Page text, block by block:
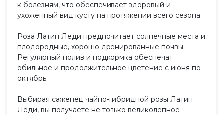
к болезням, что обеспечивает здоровый и
ухоженный вид кусту на протяжении всего сезона.
Роза Латин Леди предпочитает солнечные места и
плодородные, хорошо дренированные почвы.
Регулярный полив и подкормка обеспечат
обильное и продолжительное цветение с июня по
октябрь.
Выбирая саженец чайно-гибридной розы Латин
Леди, вы получаете не только великолепное